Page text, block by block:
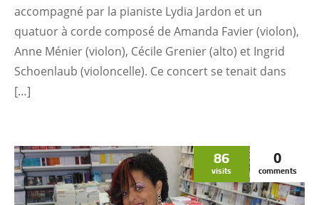
accompagné par la pianiste Lydia Jardon et un
quatuor à corde composé de Amanda Favier (violon),
Anne Ménier (violon), Cécile Grenier (alto) et Ingrid
Schoenlaub (violoncelle). Ce concert se tenait dans
[…]
86
visits
0
comments